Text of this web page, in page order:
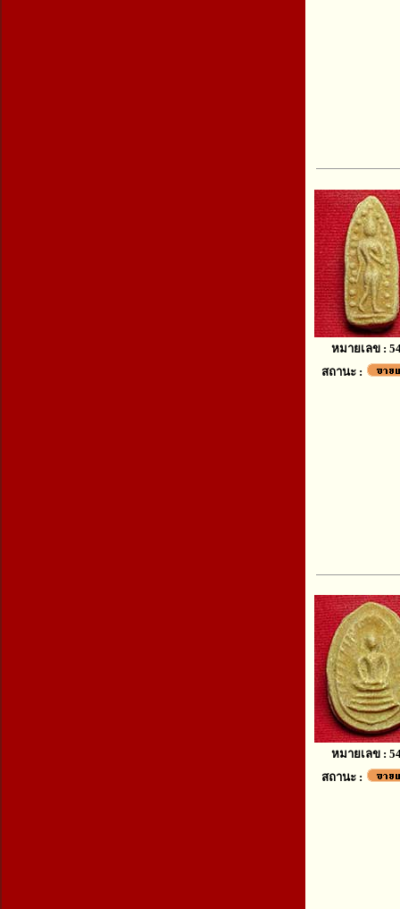
หมายเลข :
สถานะ :
หมายเลข :
สถานะ :